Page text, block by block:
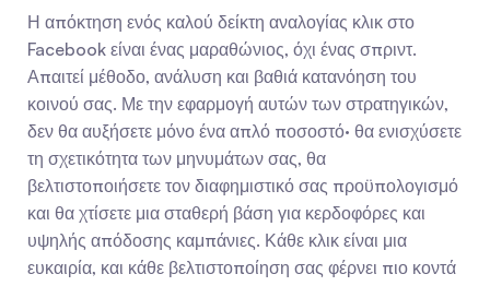
Η απόκτηση ενός καλού δείκτη αναλογίας κλικ στο
Facebook είναι ένας μαραθώνιος, όχι ένας σπριντ.
Απαιτεί μέθοδο, ανάλυση και βαθιά κατανόηση του
κοινού σας. Με την εφαρμογή αυτών των στρατηγικών,
δεν θα αυξήσετε μόνο ένα απλό ποσοστό· θα ενισχύσετε
τη σχετικότητα των μηνυμάτων σας, θα
βελτιστοποιήσετε τον διαφημιστικό σας προϋπολογισμό
και θα χτίσετε μια σταθερή βάση για κερδοφόρες και
υψηλής απόδοσης καμπάνιες. Κάθε κλικ είναι μια
ευκαιρία, και κάθε βελτιστοποίηση σας φέρνει πιο κοντά